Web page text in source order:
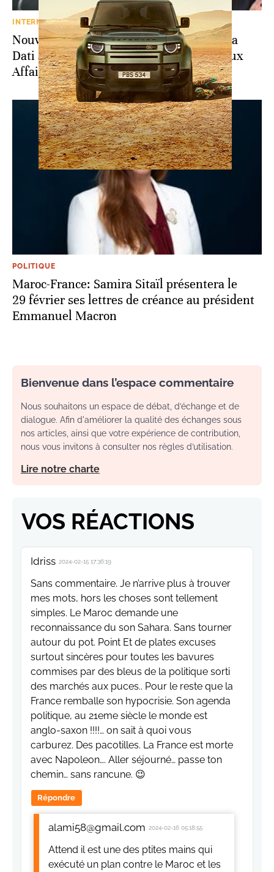
INTERNATIONAL
Nouveau gouvernement français: Rachida
Dati à la Culture et Stéphane Séjourné aux
Affaires étrangères
POLITIQUE
Maroc-France: Samira Sitaïl présentera le
29 février ses lettres de créance au président
Emmanuel Macron
Bienvenue dans l’espace commentaire
Nous souhaitons un espace de débat, d’échange et de
dialogue. Afin d'améliorer la qualité des échanges sous
nos articles, ainsi que votre expérience de contribution,
nous vous invitons à consulter nos règles d’utilisation.
Lire notre charte
VOS RÉACTIONS
Idriss 2024-02-15 17:36:19
Sans commentaire. Je n’arrive plus à trouver
mes mots, hors les choses sont tellement
simples. Le Maroc demande une
reconnaissance du son Sahara. Sans tourner
autour du pot. Point Et de plates excuses
surtout sincères pour toutes les bavures
commises par des bleus de la politique sorti
des marchés aux puces.. Pour le reste que la
France remballe son hypocrisie. Son agenda
politique, au 21eme siècle le monde est
anglo-saxon !!!!… on sait à quoi vous
carburez. Des pacotilles. La France est morte
avec Napoleon…. Aller séjourné… passe ton
chemin… sans rancune. 😉
Répondre
alami58@gmail.com 2024-02-16 05:18:55
Attend il est une des ptites mains qui
exécuté un plan contre le Maroc et les